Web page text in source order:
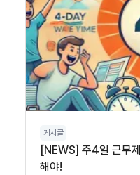
게시글
[NEWS] 주4일 근무
해야!